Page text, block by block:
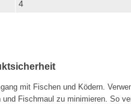
4
mit Fischen und Ködern.
Fischmaul zu minimieren. So